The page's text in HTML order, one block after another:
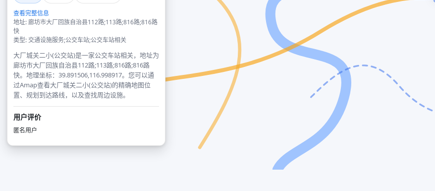
查看完整信息
地址: 廊坊市大厂回族自治县112路;113路;816路;816路
快
类型: 交通设施服务;公交车站;公交车站相关
大厂城关二小(公交站)是一家公交车站相关，地址为
廊坊市大厂回族自治县112路;113路;816路;816路
快。地理坐标：39.891506,116.998917。您可以通
过Amap查看大厂城关二小(公交站)的精确地图位
置、规划到达路线，以及查找周边设施。
用户评价
匿名用户